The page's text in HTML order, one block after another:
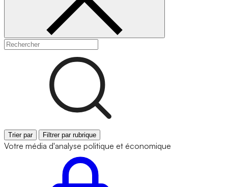
Trier par Filtrer par rubrique
Votre média d'analyse politique et économique